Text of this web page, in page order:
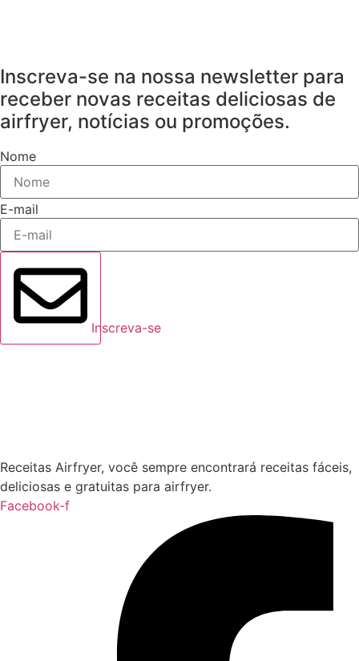
Inscreva-se na nossa newsletter para
receber novas receitas deliciosas de
airfryer, notícias ou promoções.
Nome
E-mail
Inscreva-se
Receitas Airfryer, você sempre encontrará receitas fáceis,
deliciosas e gratuitas para airfryer.
Facebook-f